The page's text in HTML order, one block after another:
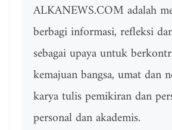
ALKANEWS.COM adalah
berbagi informasi, refleksi
sebagai upaya untuk
kemajuan bangsa, umat dan
karya tulis pemikiran dan
personal dan akademis.